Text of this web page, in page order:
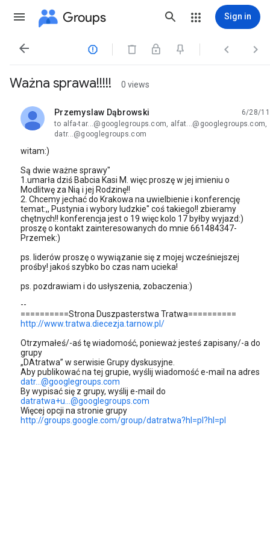
Groups Sign in
   
Ważna sprawa!!!!! 0 views
Przemyslaw Dąbrowski
unread,
6/28/11
to alfa-tar...@googlegroups.com, alfat...@googlegroups.com,
datr...@googlegroups.com
witam:)
Są dwie ważne sprawy"
1.umarła dziś Babcia Kasi M. więc proszę w jej imieniu o
Modlitwę za Nią i jej Rodzinę!!
2. Chcemy jechać do Krakowa na uwielbienie i konferencję
temat:,, Pustynia i wybory ludzkie" coś takiego!! zbieramy
chętnych!! konferencja jest o 19 więc kolo 17 byłby wyjazd:)
proszę o kontakt zainteresowanych do mnie 661484347-
Przemek:)
ps. liderów proszę o wywiązanie się z mojej wcześniejszej
prośby! jakoś szybko bo czas nam ucieka!
ps. pozdrawiam i do usłyszenia, zobaczenia:)
--
==========Strona Duszpasterstwa Tratwa==========
http://www.tratwa.diecezja.tarnow.pl/
Otrzymałeś/-aś tę wiadomość, ponieważ jesteś zapisany/-a do
grupy
„DAtratwa” w serwisie Grupy dyskusyjne.
Aby publikować na tej grupie, wyślij wiadomość e-mail na adres
datr...@googlegroups.com
By wypisać się z grupy, wyślij e-mail do
datratwa+u...@googlegroups.com
Więcej opcji na stronie grupy
http://groups.google.com/group/datratwa?hl=pl?hl=pl